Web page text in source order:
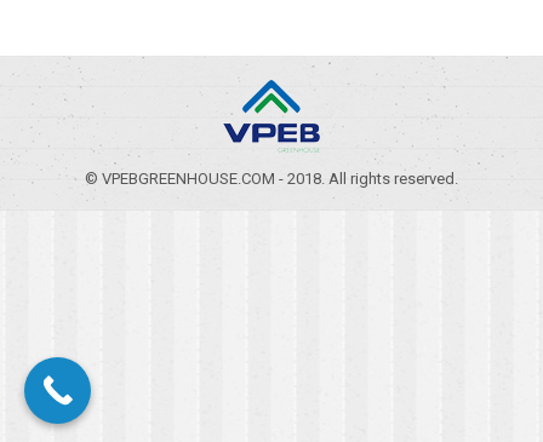
© VPEBGREENHOUSE.COM - 2018. All rights reserved.